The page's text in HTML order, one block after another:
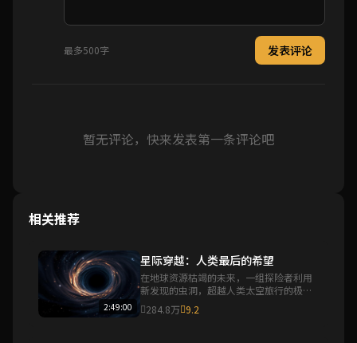
最多500字 发表评论
暂无评论，快来发表第一条评论吧
相关推荐
2:49:00
星际穿越：人类最后的希望
在地球资源枯竭的未来，一组探险者利用
新发现的虫洞，超越人类太空旅行的极
限，在广袤的宇宙中寻找人类的新家园。
284.8万 9.2